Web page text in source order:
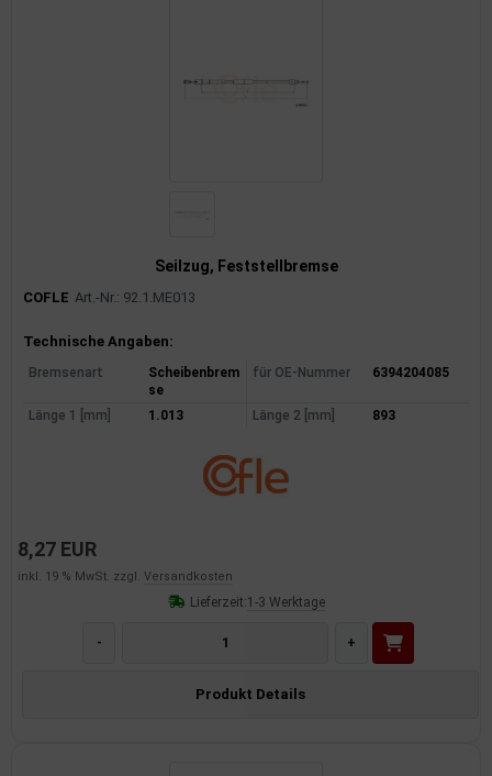
Seilzug, Feststellbremse
COFLE Art.-Nr.: 92.1.ME013
Produktinformationen
Technische Angaben:
Bremsenart
Scheibenbrem
se
für OE-Nummer 6394204085
Länge 1 [mm] 1.013 Länge 2 [mm] 893
8,27 EUR
inkl. 19 % MwSt. zzgl. Versandkosten
Lieferzeit:1-3 Werktage
- +
Produkt Details